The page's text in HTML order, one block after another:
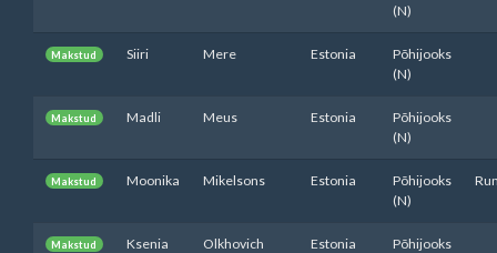
(N)
Makstud Siiri Mere Estonia
Põhijooks
(N)
Makstud Madli Meus Estonia
Põhijooks
(N)
Makstud Moonika Mikelsons Estonia
Põhijooks
(N)
Makstud Ksenia Olkhovich Estonia
Põhijooks